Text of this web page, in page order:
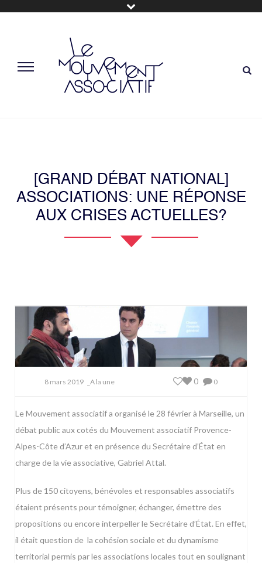
[GRAND DÉBAT NATIONAL]
ASSOCIATIONS: UNE RÉPONSE
AUX CRISES ACTUELLES?
8 mars 2019 _A la une 0
0
Le Mouvement associatif a organisé le 28 février à Marseille, un
débat public aux cotés du Mouvement associatif Provence-
Alpes-Côte d’Azur et en présence du Secrétaire d’État en
charge de la vie associative, Gabriel Attal.
Plus de 150 citoyens, bénévoles et responsables associatifs
étaient présents pour témoigner, échanger, émettre des
propositions ou encore interpeller le Secrétaire d’État. En effet,
il était question de la cohésion sociale et du dynamisme
territorial permis par les associations locales tout en soulignant